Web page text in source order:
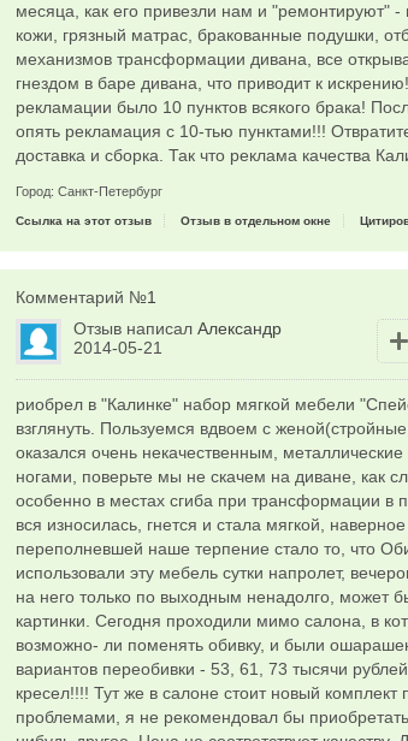
месяца, как его привезли нам и "ремонтируют"
кожи, грязный матрас, бракованные подушки,
механизмов трансформации дивана, все
гнездом в баре дивана, что приводит к
рекламации было 10 пунктов всякого брака!
опять рекламация с 10-тью пунктами!!!
доставка и сборка. Так что реклама качества
Город: Санкт-Петербург
Ссылка на этот отзыв Отзыв в отдельном окне
Комментарий №1
Отзыв написал Александр
2014-05-21
риобрел в "Калинке" набор мягкой мебели
взглянуть. Пользуемся вдвоем с
оказался очень некачественным,
ногами, поверьте мы не скачем на диване, как
особенно в местах сгиба при трансформации в
вся износилась, гнется и стала мягкой,
переполневшей наше терпение стало то, что
использовали эту мебель сутки напролет,
на него только по выходным ненадолго, может
картинки. Сегодня проходили мимо салона, в
возможно- ли поменять обивку, и были
вариантов переобивки - 53, 61, 73 тысячи
кресел!!!! Тут же в салоне стоит новый
проблемами, я не рекомендовал бы